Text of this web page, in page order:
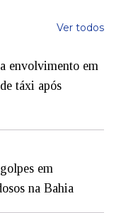
Ver todos
envolvimento em
táxi após
em
na Bahia